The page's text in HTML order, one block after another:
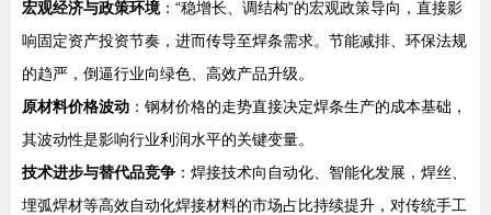
宏观经济与政策环境：“稳增长、调结构”的宏观政策导向，直接影
响固定资产投资节奏，进而传导至焊条需求。节能减排、环保法规
的趋严，倒逼行业向绿色、高效产品升级。
原材料价格波动 ：钢材价格的走势直接决定焊条生产的成本基础，
其波动性是影响行业利润水平的关键变量。
技术进步与替代品竞争 ：焊接技术向自动化、智能化发展，焊丝、
埋弧焊材等高效自动化焊接材料的市场占比持续提升，对传统手工